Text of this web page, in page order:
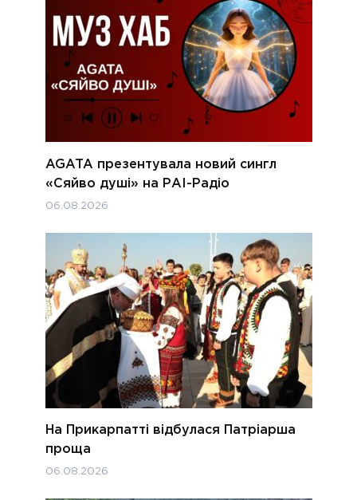
AGATA презентувала новий сингл
«Сяйво душі» на РАІ-Радіо
06.08.2026
На Прикарпатті відбулася Патріарша
проща
06.08.2026